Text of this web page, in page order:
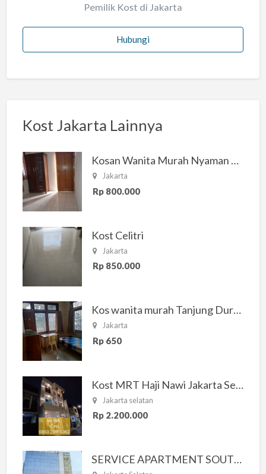
Pemilik Kost di Jakarta
Hubungi
Kost Jakarta Lainnya
Kosan Wanita Murah Nyaman di Jakarta Selatan
Jakarta
Rp 800.000
Kost Celitri
Jakarta
Rp 850.000
Kos wanita murah Tanjung Duren Jakarta Barat
Jakarta
Rp 650
Kost MRT Haji Nawi Jakarta Selatan
Jakarta selatan
Rp 2.200.000
SERVICE APARTMENT SOUTH RESIDENCE